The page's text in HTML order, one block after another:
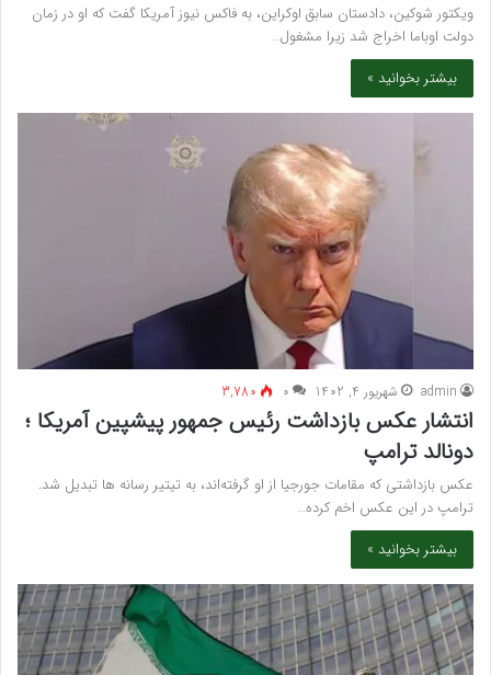
ویکتور شوکین، دادستان سابق اوکراین، به فاکس‌ نیوز آمریکا گفت که او در زمان
دولت اوباما اخراج شد زیرا مشغول…
بیشتر بخوانید »
admin شهریور 4, 1402 ۰ 3,780
انتشار عکس بازداشت رئیس جمهور پیشپین آمریکا ؛
دونالد ترامپ
عکس بازداشتی که مقامات جورجیا از او گرفته‌اند، به تیتیر رسانه ها تبدیل شد.
ترامپ در این عکس اخم کرده…
بیشتر بخوانید »